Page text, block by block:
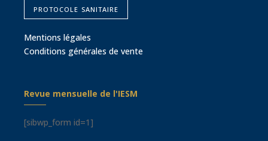
protocole sanitaire
Mentions légales
Conditions générales de vente
Revue mensuelle de l'IESM
[sibwp_form id=1]